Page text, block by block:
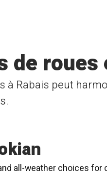
à Rabais peut
de
all-weather choices